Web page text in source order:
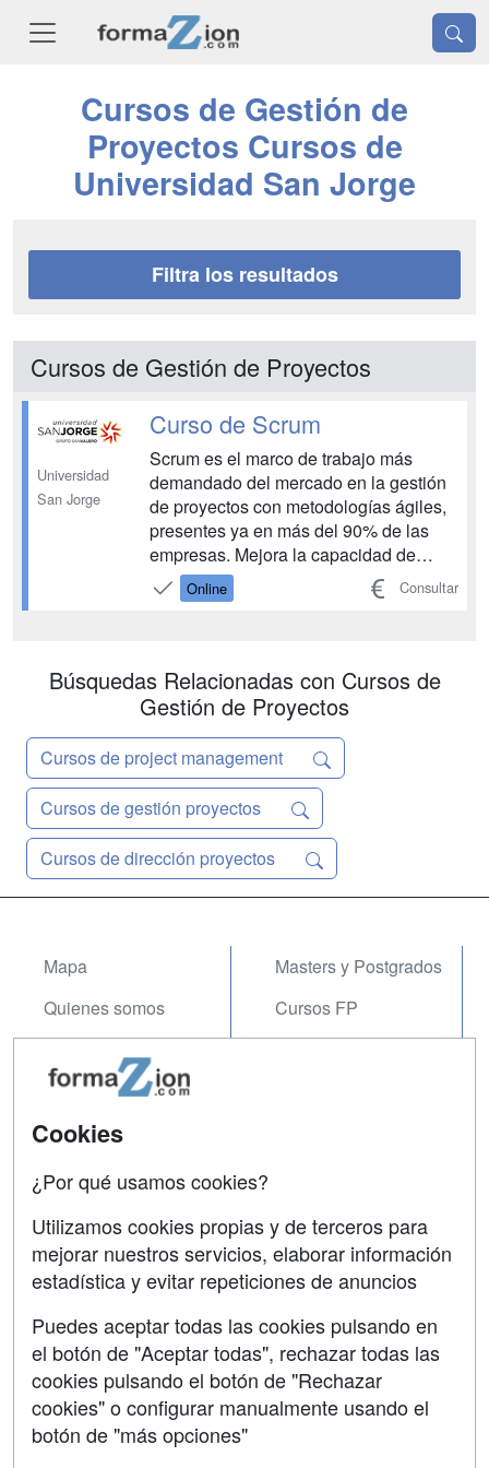
Cursos de Gestión de
Proyectos Cursos de
Universidad San Jorge
Filtra los resultados
Cursos de Gestión de Proyectos
Universidad
San Jorge
Curso de Scrum
Scrum es el marco de trabajo más
demandado del mercado en la gestión
de proyectos con metodologías ágiles,
presentes ya en más del 90% de las
empresas. Mejora la capacidad de
gestionar prioridades, reduce tiempos
de entrega, aumenta la productividad
condiciones del mercado...
Online Consultar
Búsquedas Relacionadas con Cursos de
Gestión de Proyectos
Cursos de project management
Cursos de gestión proyectos
Cursos de dirección proyectos
Mapa
Quienes somos
Acceso Usuarios
Acceso Centros
Masters y Postgrados
Cursos FP
Contactar
Confidencialidad
Copyleft
SÍGUENOS EN:
Cookies
¿Por qué usamos cookies?
Utilizamos cookies propias y de terceros para
mejorar nuestros servicios, elaborar información
estadística y evitar repeticiones de anuncios
Puedes aceptar todas las cookies pulsando en
el botón de "Aceptar todas", rechazar todas las
cookies pulsando el botón de "Rechazar
cookies" o configurar manualmente usando el
botón de "más opciones"